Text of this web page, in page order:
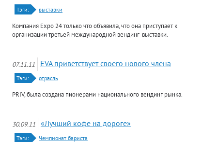
Тэги: выставки
Компания Expo 24 только что объявила, что она приступает к
организации третьей международной вендинг-выставки.
07.11.11 EVA приветствует своего нового члена
Тэги: отрасль
PRIV, была создана пионерами национального вендинг рынка.
30.09.11 «Лучший кофе на дороге»
Тэги: Чемпионат бариста